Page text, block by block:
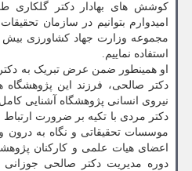
کوشش های بهادار دکتر گلکاری
امیدوارم بتوانیم در سازمان
مجموعه وزارت جهاد کشاورزی بیش
استفاده نماییم.
او همینطور ضمن عرض تبریک به
دکتر صالحی، فرزند این
نیروی انسانی پژوهشگاه آشنایی کامل
دکتر مردی با تکیه بر ضرورت
موسسات تحقیقاتی و نگاه به درون
اعضای هیات علمی و کارکنان
دوره مدیریت دکتر صالحی